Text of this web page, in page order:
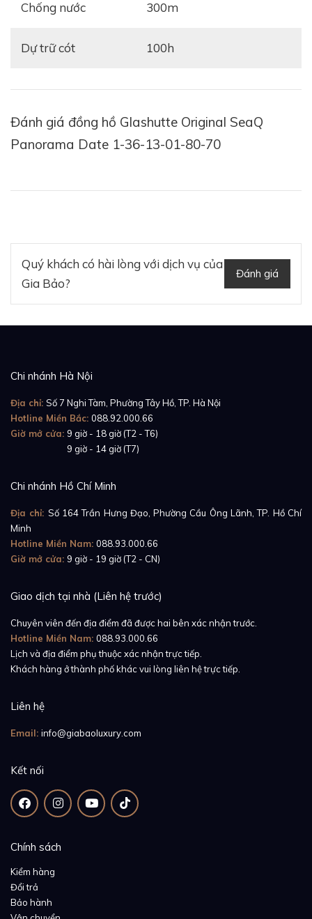
Chống nước 300m
Dự trữ cót 100h
Đánh giá đồng hồ Glashutte Original SeaQ
Panorama Date 1-36-13-01-80-70
Quý khách có hài lòng với dịch vụ của
Gia Bảo?
Đánh giá
Chi nhánh Hà Nội
Địa chỉ: Số 7 Nghi Tàm, Phường Tây Hồ, TP. Hà Nội
Hotline Miền Bắc: 088.92.000.66
Giờ mở cửa: 9 giờ - 18 giờ (T2 - T6)
9 giờ - 14 giờ (T7)
Chi nhánh Hồ Chí Minh
Địa chỉ: Số 164 Trần Hưng Đạo, Phường Cầu Ông Lãnh, TP. Hồ Chí
Minh
Hotline Miền Nam: 088.93.000.66
Giờ mở cửa: 9 giờ - 19 giờ (T2 - CN)
Giao dịch tại nhà (Liên hệ trước)
Chuyên viên đến địa điểm đã được hai bên xác nhận trước.
Hotline Miền Nam: 088.93.000.66
Lịch và địa điểm phụ thuộc xác nhận trực tiếp.
Khách hàng ở thành phố khác vui lòng liên hệ trực tiếp.
Liên hệ
Email: info@giabaoluxury.com
Kết nối
Chính sách
Kiểm hàng
Đổi trả
Bảo hành